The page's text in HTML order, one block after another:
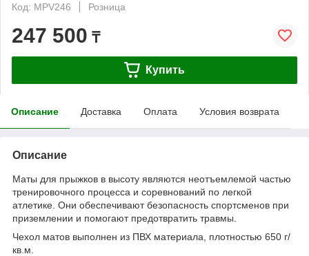
Код: MPV246
Розница
247 500 ₸
Купить
Описание Доставка Оплата Условия возврата
Описание
Маты для прыжков в высоту являются неотъемлемой частью
тренировочного процесса и соревнований по легкой
атлетике. Они обеспечивают безопасность спортсменов при
приземлении и помогают предотвратить травмы.
Чехол матов выполнен из ПВХ материала, плотностью 650 г/
кв.м.